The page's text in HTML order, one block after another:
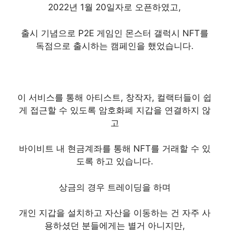
2022년 1월 20일자로 오픈하였고,
출시 기념으로 P2E 게임인 몬스터 갤럭시 NFT를
독점으로 출시하는 캠페인을 했었습니다.
이 서비스를 통해 아티스트, 창작자, 컬랙터들이 쉽
게 접근할 수 있도록 암호화폐 지갑을 연결하지 않
고
바이비트 내 현금계좌를 통해 NFT를 거래할 수 있
도록 하고 있습니다.
상금의 경우 트레이딩을 하며
개인 지갑을 설치하고 자산을 이동하는 건 자주 사
용하셨던 분들에게는 별거 아니지만,